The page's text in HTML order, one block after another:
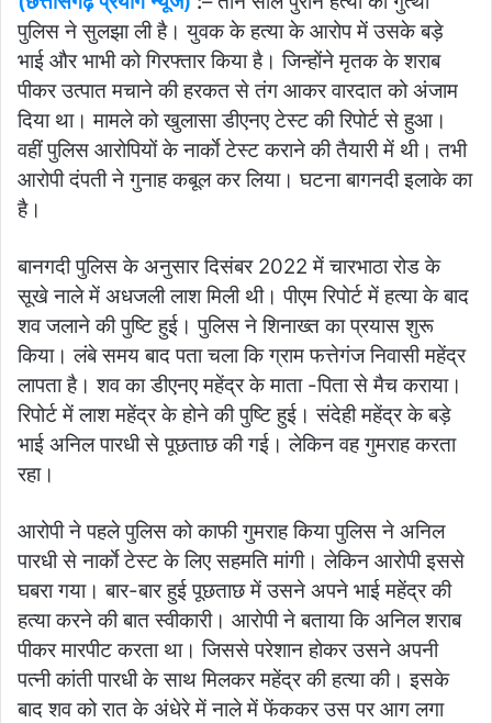
पुलिस ने सुलझा ली है। युवक के हत्या के आरोप में उसके बड़े
भाई और भाभी को गिरफ्तार किया है। जिन्होंने मृतक के शराब
पीकर उत्पात मचाने की हरकत से तंग आकर वारदात को अंजाम
दिया था। मामले को खुलासा डीएनए टेस्ट की रिपोर्ट से हुआ।
वहीं पुलिस आरोपियों के नार्काे टेस्ट कराने की तैयारी में थी। तभी
आरोपी दंपती ने गुनाह कबूल कर लिया। घटना बागनदी इलाके का
है।
बानगदी पुलिस के अनुसार दिसंबर 2022 में चारभाठा रोड के
सूखे नाले में अधजली लाश मिली थी। पीएम रिपोर्ट में हत्या के बाद
शव जलाने की पुष्टि हुई। पुलिस ने शिनाख्त का प्रयास शुरू
किया। लंबे समय बाद पता चला कि ग्राम फत्तेगंज निवासी महेंद्र
लापता है। शव का डीएनए महेंद्र के माता -पिता से मैच कराया।
रिपोर्ट में लाश महेंद्र के होने की पुष्टि हुई। संदेही महेंद्र के बड़े
भाई अनिल पारधी से पूछताछ की गई। लेकिन वह गुमराह करता
रहा।
आरोपी ने पहले पुलिस को काफी गुमराह किया पुलिस ने अनिल
पारधी से नार्काे टेस्ट के लिए सहमति मांगी। लेकिन आरोपी इससे
घबरा गया। बार-बार हुई पूछताछ में उसने अपने भाई महेंद्र की
हत्या करने की बात स्वीकारी। आरोपी ने बताया कि अनिल शराब
पीकर मारपीट करता था। जिससे परेशान होकर उसने अपनी
पत्नी कांती पारधी के साथ मिलकर महेंद्र की हत्या की। इसके
बाद शव को रात के अंधेरे में नाले में फेंककर उस पर आग लगा